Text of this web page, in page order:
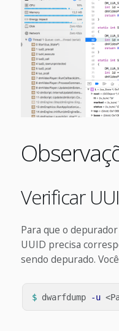
Verificar
Para que o
UUID precisa
sendo depurado.
$ dwarfdump -u